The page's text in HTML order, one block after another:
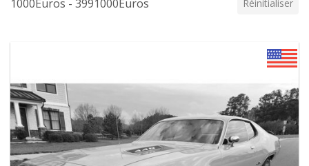
1000Euros - 3991000Euros Réinitialiser